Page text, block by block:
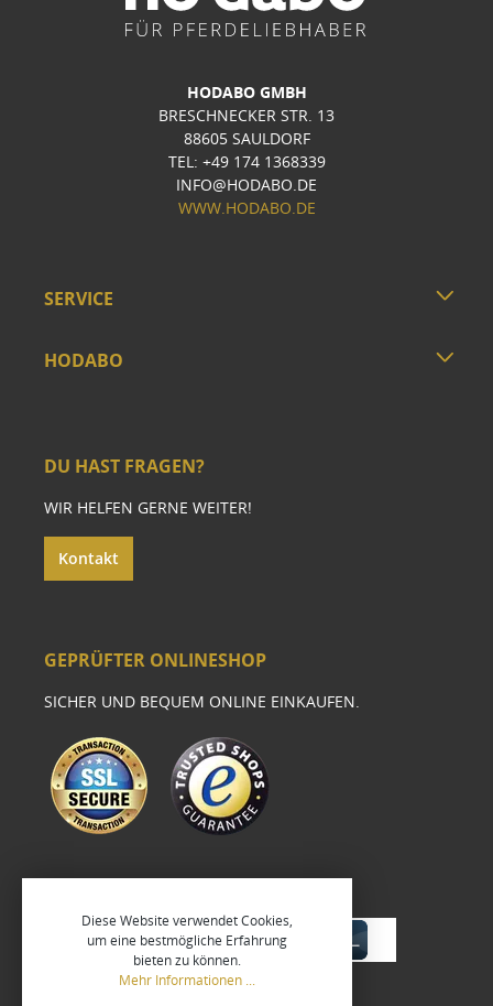
HODABO GMBH
BRESCHNECKER STR. 13
88605 SAULDORF
TEL: +49 174 1368339
INFO@HODABO.DE
WWW.HODABO.DE
SERVICE
HODABO
DU HAST FRAGEN?
WIR HELFEN GERNE WEITER!
Kontakt
GEPRÜFTER ONLINESHOP
SICHER UND BEQUEM ONLINE EINKAUFEN.
Diese Website verwendet Cookies,
um eine bestmögliche Erfahrung
bieten zu können.
Mehr Informationen ...